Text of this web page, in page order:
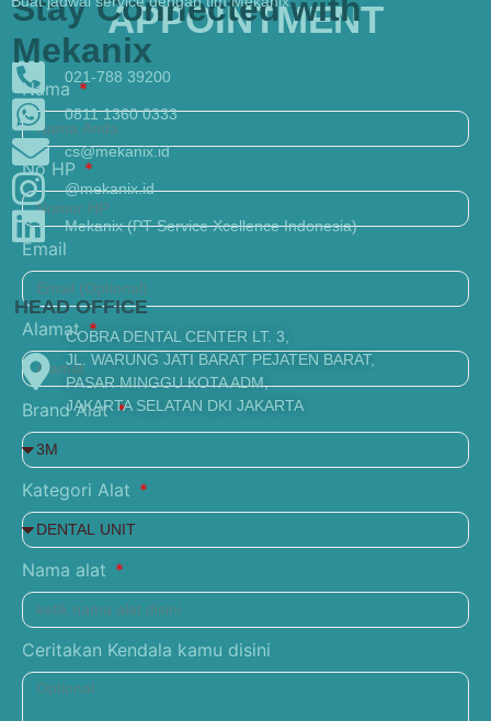
021-788 39200
0811 1360 0333
cs@mekanix.id
@mekanix.id
Mekanix (PT Service Xcellence Indonesia)
Stay Connected with
Mekanix
HEAD OFFICE
COBRA DENTAL CENTER LT. 3,
JL. WARUNG JATI BARAT PEJATEN BARAT,
PASAR MINGGU KOTA ADM,
JAKARTA SELATAN DKI JAKARTA
APPOINTMENT
Nama
No HP
Email
Alamat
Brand Alat
Kategori Alat
Nama alat
Ceritakan Kendala kamu disini